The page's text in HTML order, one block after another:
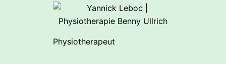
Physiotherapeut